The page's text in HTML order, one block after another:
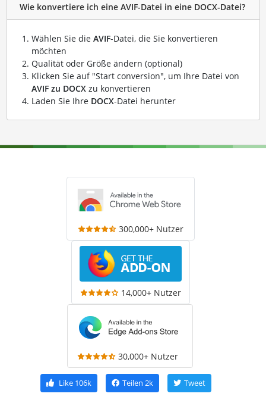
Wie konvertiere ich eine AVIF-Datei in eine DOCX-Datei?
Wählen Sie die AVIF-Datei, die Sie konvertieren
möchten
Qualität oder Größe ändern (optional)
Klicken Sie auf "Start conversion", um Ihre Datei von
AVIF zu DOCXzu konvertieren
Laden Sie Ihre DOCX-Datei herunter
300,000+ Nutzer
14,000+ Nutzer
30,000+ Nutzer
Like 106k Teilen 2k Tweet